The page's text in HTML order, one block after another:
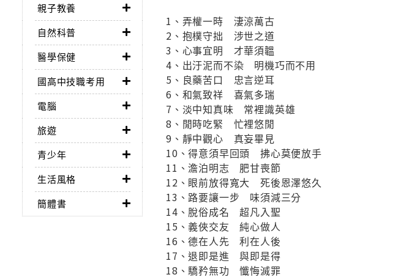
親子教養
自然科普
醫學保健
國高中技職考用
電腦
旅遊
青少年
生活風格
簡體書
1、弄權一時 淒涼萬古
2、抱樸守拙 涉世之道
3、心事宜明 才華須韞
4、出汙泥而不染 明機巧而不用
5、良藥苦口 忠言逆耳
6、和氣致祥 喜氣多瑞
7、淡中知真味 常裡識英雄
8、閒時吃緊 忙裡悠閒
9、靜中觀心 真妄畢見
10、得意須早回頭 拂心莫便放手
11、澹泊明志 肥甘喪節
12、眼前放得寬大 死後恩澤悠久
13、路要讓一步 味須減三分
14、脫俗成名 超凡入聖
15、義俠交友 純心做人
16、德在人先 利在人後
17、退即是進 與即是得
18、驕矜無功 懺悔滅罪